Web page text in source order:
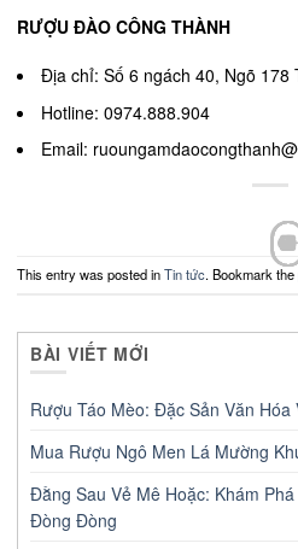
RƯỢU ĐÀO CÔNG THÀNH
Địa chỉ: Số 6 ngách 40, Ngõ
Hotline: 0974.888.904
Email:
This entry was posted inTin tức. Bookmark the
BÀI VIẾT MỚI
Rượu Táo Mèo: Đặc Sản Văn Hóa
Mua Rượu Ngô Men Lá Mường
Đằng Sau Vẻ Mê Hoặc: Khám
Đòng Đòng